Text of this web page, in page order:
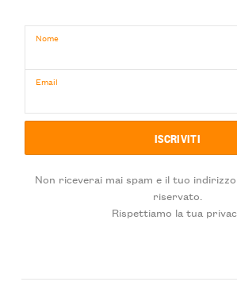
Nome
Email
Non riceverai mai spam e il tuo
riservato.
Rispettiamo la tua